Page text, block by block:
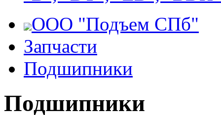
ООО "Подъем СПб"
Запчасти
Подшипники
Подшипники